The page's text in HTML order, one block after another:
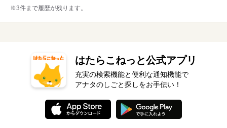
※3件まで履歴が残ります。
はたらこねっと公式アプリ
充実の検索機能と便利な通知機能で
アナタのしごと探しをお手伝い！